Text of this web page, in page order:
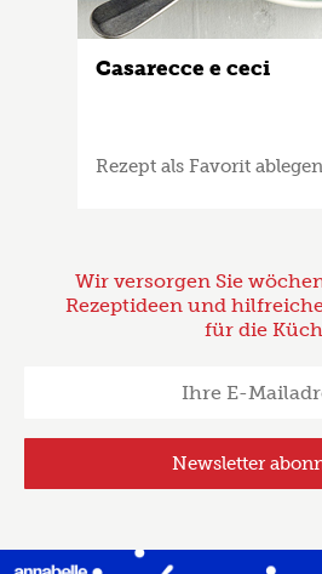
Casarecce e ceci
Rezept als Favorit ablegen
Wir versorgen Sie
Rezeptideen und
für die